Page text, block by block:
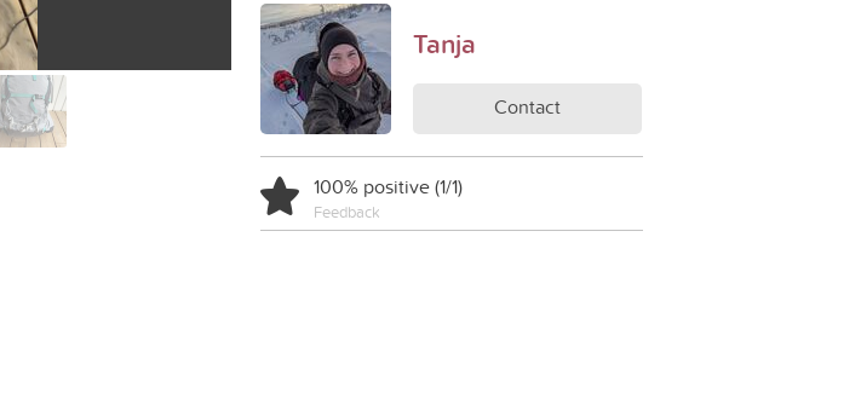
Tanja
Contact
100% positive (1/1)
Feedback